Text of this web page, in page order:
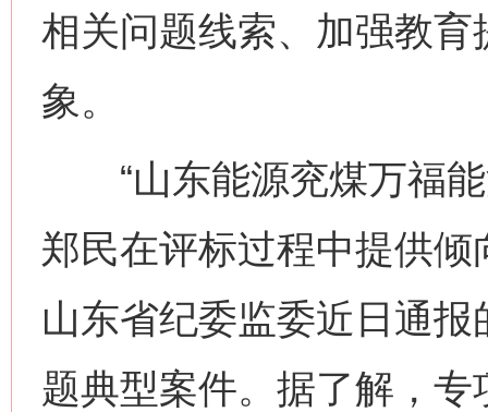
相关问题线索、加强教育
象。
“山东能源兖煤万福能
郑民在评标过程中提供
山东省纪委监委近日通
题典型案件。据了解，